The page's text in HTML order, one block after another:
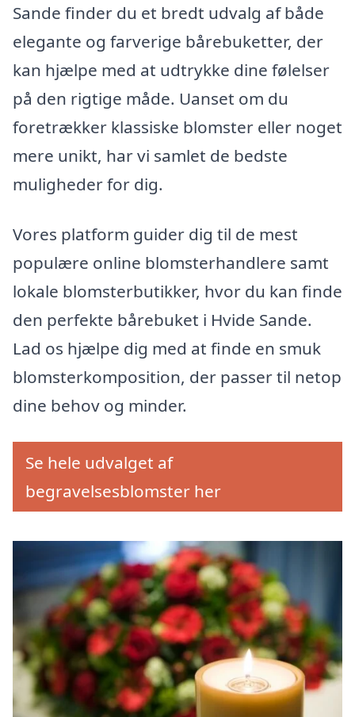
Sande finder du et bredt udvalg af både
elegante og farverige bårebuketter, der
kan hjælpe med at udtrykke dine følelser
på den rigtige måde. Uanset om du
foretrækker klassiske blomster eller noget
mere unikt, har vi samlet de bedste
muligheder for dig.
Vores platform guider dig til de mest
populære online blomsterhandlere samt
lokale blomsterbutikker, hvor du kan finde
den perfekte bårebuket i Hvide Sande.
Lad os hjælpe dig med at finde en smuk
blomsterkomposition, der passer til netop
dine behov og minder.
Se hele udvalget af
begravelsesblomster her